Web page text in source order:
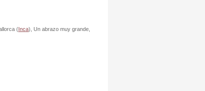
(Inca), Un abrazo muy grande,